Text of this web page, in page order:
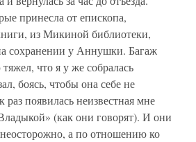
принесла от епископа,
из Микиной библиотеки,
сохранении у Аннушки. Багаж
что я у же собралась
боясь, чтобы она себе не
раз появилась неизвестная мне
(как они говорят). И они
а по отношению ко